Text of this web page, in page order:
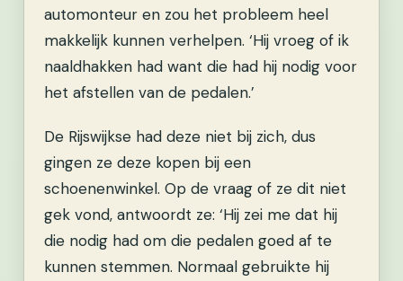
automonteur en zou het probleem heel
makkelijk kunnen verhelpen. ‘Hij vroeg of ik
naaldhakken had want die had hij nodig voor
het afstellen van de pedalen.’
De Rijswijkse had deze niet bij zich, dus
gingen ze deze kopen bij een
schoenenwinkel. Op de vraag of ze dit niet
gek vond, antwoordt ze: ‘Hij zei me dat hij
die nodig had om die pedalen goed af te
kunnen stemmen. Normaal gebruikte hij